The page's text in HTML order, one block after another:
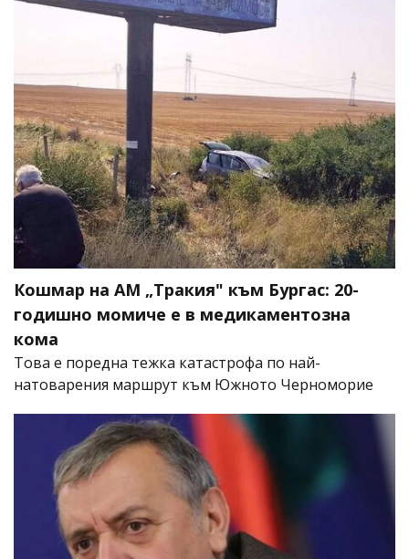
Кошмар на АМ „Тракия" към Бургас: 20-
годишно момиче е в медикаментозна
кома
Това е поредна тежка катастрофа по най-
натоварения маршрут към Южното Черноморие